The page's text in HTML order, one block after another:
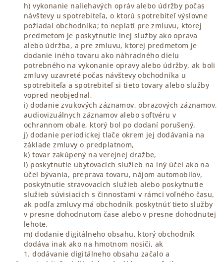
h) vykonanie naliehavých opráv alebo údržby počas
návštevy u spotrebiteľa, o ktorú spotrebiteľ výslovne
požiadal obchodníka; to neplatí pre zmluvu, ktorej
predmetom je poskytnutie inej služby ako oprava
alebo údržba, a pre zmluvu, ktorej predmetom je
dodanie iného tovaru ako náhradného dielu
potrebného na vykonanie opravy alebo údržby, ak boli
zmluvy uzavreté počas návštevy obchodníka u
spotrebiteľa a spotrebiteľ si tieto tovary alebo služby
vopred neobjednal,
i) dodanie zvukových záznamov, obrazových záznamov,
audiovizuálnych záznamov alebo softvéru v
ochrannom obale, ktorý bol po dodaní porušený,
j) dodanie periodickej tlače okrem jej dodávania na
základe zmluvy o predplatnom,
k) tovar zakúpený na verejnej dražbe,
l) poskytnutie ubytovacích služieb na iný účel ako na
účel bývania, preprava tovaru, nájom automobilov,
poskytnutie stravovacích služieb alebo poskytnutie
služieb súvisiacich s činnosťami v rámci voľného času,
ak podľa zmluvy má obchodník poskytnúť tieto služby
v presne dohodnutom čase alebo v presne dohodnutej
lehote,
m) dodanie digitálneho obsahu, ktorý obchodník
dodáva inak ako na hmotnom nosiči, ak
1. dodávanie digitálneho obsahu začalo a